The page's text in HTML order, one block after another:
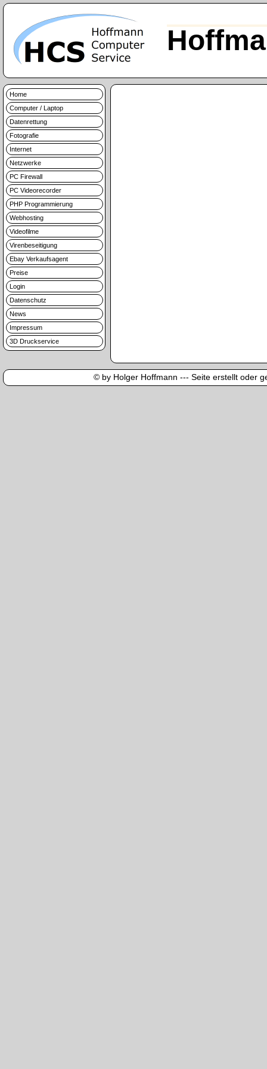
Home
Computer / Laptop
Datenrettung
Fotografie
Internet
Netzwerke
PC Firewall
PC Videorecorder
PHP Programmierung
Webhosting
Videofilme
Virenbeseitigung
Ebay Verkaufsagent
Preise
Login
Datenschutz
News
Impressum
3D Druckservice
© by Holger Hoffmann --- Seite erstellt oder